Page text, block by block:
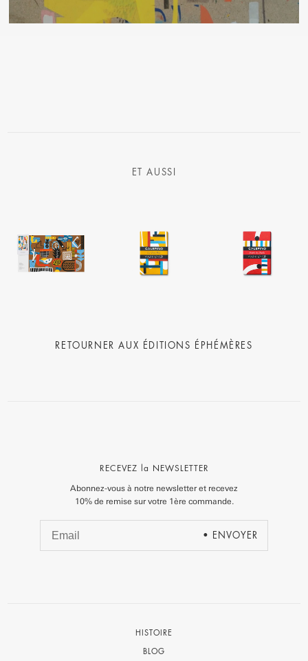
ET AUSSI
RETOURNER AUX ÉDITIONS ÉPHÉMÈRES
RECEVEZ la NEWSLETTER
Abonnez-vous à notre newsletter et recevez
10% de remise sur votre 1ère commande.
HISTOIRE
BLOG